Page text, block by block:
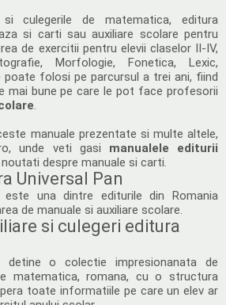
culegerile de matematica, editura
si carti sau auxiliare scolare pentru
de exercitii pentru elevii claselor II-IV,
Morfologie, Fonetica, Lexic,
poate folosi pe parcursul a trei ani, fiind
mai bune pe care le pot face profesorii
.
manuale prezentate si multe altele,
unde veti gasi manualele editurii
despre manuale si carti.
Universal Pan
este una dintre editurile din Romania
de manuale si auxiliare scolare.
si culegeri editura
detine o colectie impresionanata de
matematica, romana, cu o structura
toate informatiile pe care un elev ar